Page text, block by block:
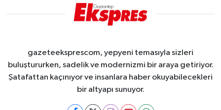
gazeteeksprescom, yepyeni temasıyla sizleri
buluştururken, sadelik ve modernizmi bir araya getiriyor.
Şatafattan kaçınıyor ve insanlara haber okuyabilecekleri
bir altyapı sunuyor.